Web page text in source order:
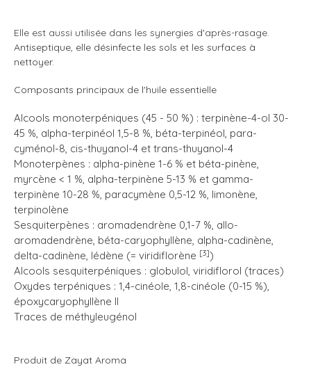
Elle est aussi utilisée dans les synergies d'après-rasage.
Antiseptique, elle désinfecte les sols et les surfaces à
nettoyer.
Composants principaux de l'huile essentielle
Alcools monoterpéniques (45 - 50 %) : terpinène-4-ol 30-
45 %, alpha-terpinéol 1,5-8 %, béta-terpinéol, para-
cyménol-8, cis-thuyanol-4 et trans-thuyanol-4
Monoterpènes : alpha-pinène 1-6 % et béta-pinène,
myrcène < 1 %, alpha-terpinène 5-13 % et gamma-
terpinène 10-28 %, paracymène 0,5-12 %, limonène,
terpinolène
Sesquiterpènes : aromadendrène 0,1-7 %, allo-
aromadendrène, béta-caryophyllène, alpha-cadinène,
delta-cadinène, lédène (= viridiflorène [3])
Alcools sesquiterpéniques : globulol, viridiflorol (traces)
Oxydes terpéniques : 1,4-cinéole, 1,8-cinéole (0-15 %),
époxycaryophyllène II
Traces de méthyleugénol
Produit de Zayat Aroma